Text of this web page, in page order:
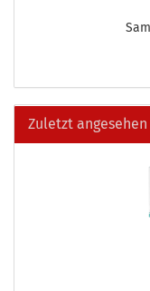
Zuletzt angesehen